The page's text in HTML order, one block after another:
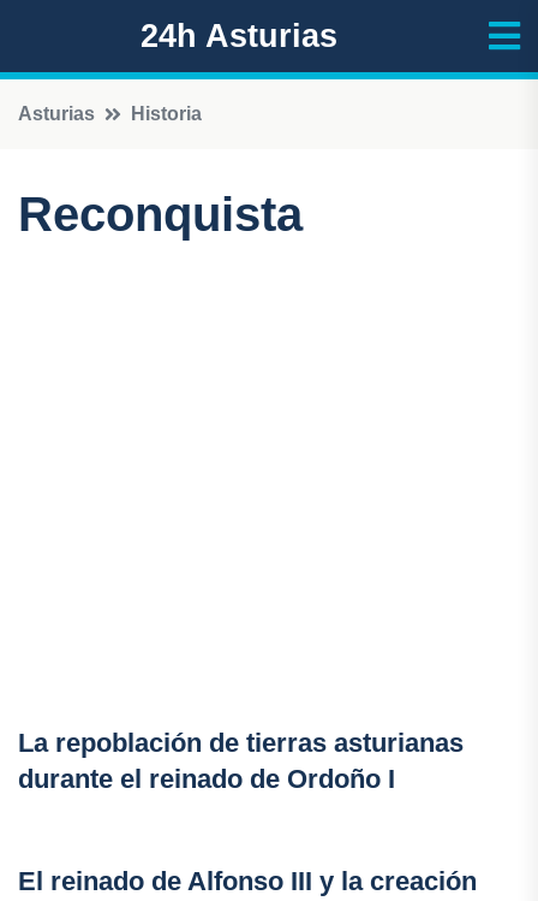
24h Asturias
Asturias Historia
Reconquista
La repoblación de tierras asturianas
durante el reinado de Ordoño I
El reinado de Alfonso III y la creación